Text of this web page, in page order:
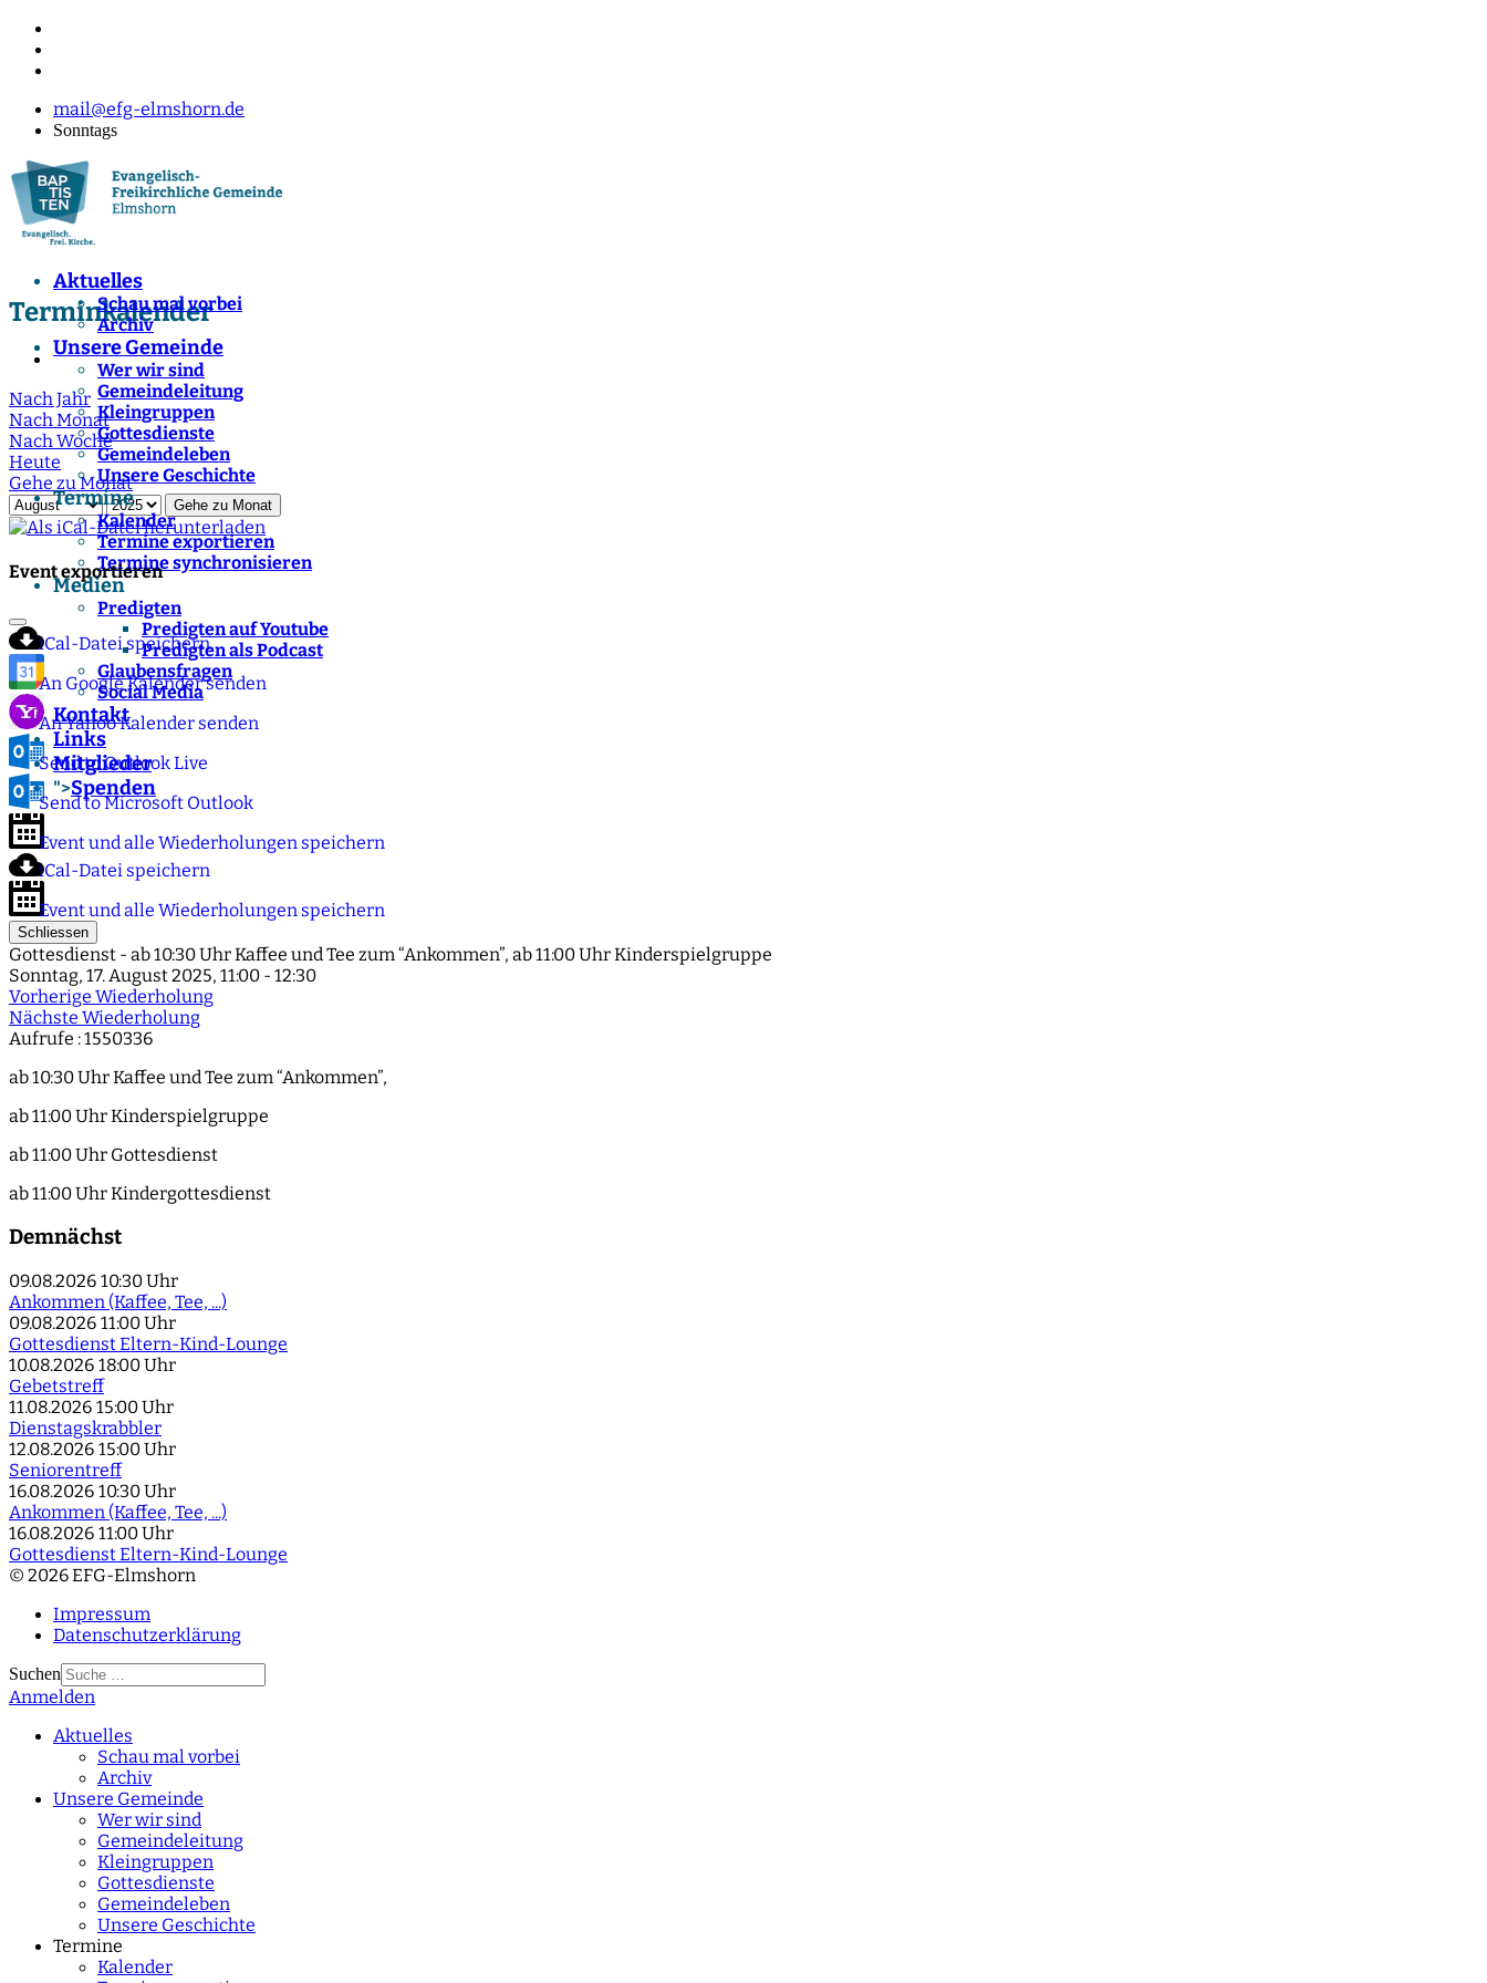
mail@efg-elmshorn.de
Sonntags
Aktuelles
Schau mal vorbei
Archiv
Unsere Gemeinde
Wer wir sind
Gemeindeleitung
Kleingruppen
Gottesdienste
Gemeindeleben
Unsere Geschichte
Termine
Kalender
Termine exportieren
Termine synchronisieren
Medien
Predigten
Predigten auf Youtube
Predigten als Podcast
Glaubensfragen
Social Media
Kontakt
Links
Mitglieder
">Spenden
Terminkalender
Nach Jahr
Nach Monat
Nach Woche
Heute
Gehe zu Monat
Gehe zu Monat
Event exportieren
iCal-Datei speichern
An Google Kalender senden
An Yahoo Kalender senden
Send to Outlook Live
Send to Microsoft Outlook
Event und alle Wiederholungen speichern
iCal-Datei speichern
Event und alle Wiederholungen speichern
Schliessen
Gottesdienst - ab 10:30 Uhr Kaffee und Tee zum “Ankommen”, ab 11:00 Uhr Kinderspielgruppe
Sonntag, 17. August 2025, 11:00 - 12:30
Vorherige Wiederholung
Nächste Wiederholung
Aufrufe : 1550336
ab 10:30 Uhr Kaffee und Tee zum “Ankommen”,
ab 11:00 Uhr Kinderspielgruppe
ab 11:00 Uhr Gottesdienst
ab 11:00 Uhr Kindergottesdienst
Demnächst
09.08.2026 10:30 Uhr
Ankommen (Kaffee, Tee, ...)
09.08.2026 11:00 Uhr
Gottesdienst Eltern-Kind-Lounge
10.08.2026 18:00 Uhr
Gebetstreff
11.08.2026 15:00 Uhr
Dienstagskrabbler
12.08.2026 15:00 Uhr
Seniorentreff
16.08.2026 10:30 Uhr
Ankommen (Kaffee, Tee, ...)
16.08.2026 11:00 Uhr
Gottesdienst Eltern-Kind-Lounge
© 2026 EFG-Elmshorn
Impressum
Datenschutzerklärung
Suchen
Type 2 or more
Anmelden
Aktuelles
Schau mal vorbei
Archiv
Unsere Gemeinde
Wer wir sind
Gemeindeleitung
Kleingruppen
Gottesdienste
Gemeindeleben
Unsere Geschichte
Termine
Kalender